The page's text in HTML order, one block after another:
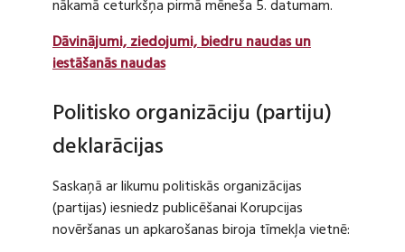
nākamā ceturkšņa pirmā mēneša 5. datumam.
Dāvinājumi, ziedojumi, biedru naudas un
iestāšanās naudas
Politisko organizāciju (partiju)
deklarācijas
Saskaņā ar likumu politiskās organizācijas
(partijas) iesniedz publicēšanai Korupcijas
novēršanas un apkarošanas biroja tīmekļa vietnē: